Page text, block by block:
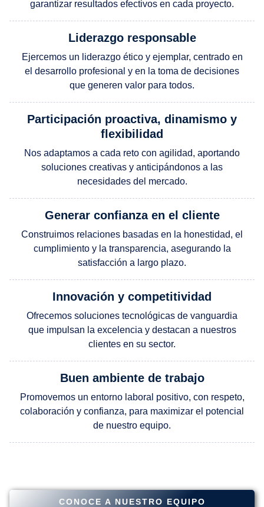
garantizar resultados efectivos en cada proyecto.
Liderazgo responsable
Ejercemos un liderazgo ético y ejemplar, centrado en
el desarrollo profesional y en la toma de decisiones
que generen valor para todos.
Participación proactiva, dinamismo y
flexibilidad
Nos adaptamos a cada reto con agilidad, aportando
soluciones creativas y anticipándonos a las
necesidades del mercado.
Generar confianza en el cliente
Construimos relaciones basadas en la honestidad, el
cumplimiento y la transparencia, asegurando la
satisfacción a largo plazo.
Innovación y competitividad
Ofrecemos soluciones tecnológicas de vanguardia
que impulsan la excelencia y destacan a nuestros
clientes en su sector.
Buen ambiente de trabajo
Promovemos un entorno laboral positivo, con respeto,
colaboración y confianza, para maximizar el potencial
de nuestro equipo.
CONOCE A NUESTRO EQUIPO